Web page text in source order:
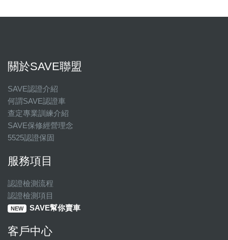
關於SAVE聯盟
SAVE認證介紹
何謂SAVE認證車
查定專業訓練介紹
SAVE保修經營理念
5525認證保固
服務項目
認證檢測流程
認證檢測項目
NEW SAVE幫你賣車
客戶中心